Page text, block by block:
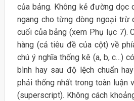
của bảng. Không kẻ đường dọc
ngang cho từng dòng ngoại trừ
cuối của bảng (xem Phụ lục 7).
hàng (cả tiêu đề của cột) về
chú ý nghĩa thống kê (a, b, c…)
bình hay sau độ lệch chuẩn
phải thống nhất trong toàn luận
(superscript). Không cách